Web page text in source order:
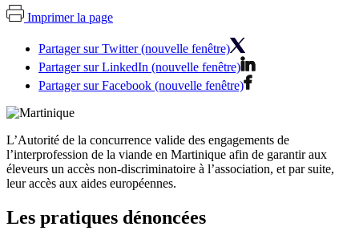
Imprimer la page
Partager sur Twitter (nouvelle fenêtre)
Partager sur LinkedIn (nouvelle fenêtre)
Partager sur Facebook (nouvelle fenêtre)
L’Autorité de la concurrence valide des engagements de
l’interprofession de la viande en Martinique afin de garantir aux
éleveurs un accès non-discriminatoire à l’association, et par suite,
leur accès aux aides européennes.
Les pratiques dénoncées